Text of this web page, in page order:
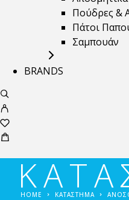
Πούδρες &
Πάτοι
Σαμπουάν
BRANDS
HOME ΚΑΤΑΣΤΗΜΑ